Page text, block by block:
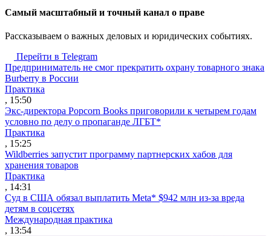
Cамый масштабный и точный канал о праве
Рассказываем о важных деловых и юридических событиях.
Перейти в Telegram
Предприниматель не смог прекратить охрану товарного знака
Burberry в России
Практика
, 15:50
Экс-директора Popcorn Books приговорили к четырем годам
условно по делу о пропаганде ЛГБТ*
Практика
, 15:25
Wildberries запустит программу партнерских хабов для
хранения товаров
Практика
, 14:31
Суд в США обязал выплатить Meta* $942 млн из-за вреда
детям в соцсетях
Международная практика
, 13:54